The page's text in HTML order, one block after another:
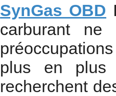
SynGas OBD
carburant ne
plus en plus
recherchent